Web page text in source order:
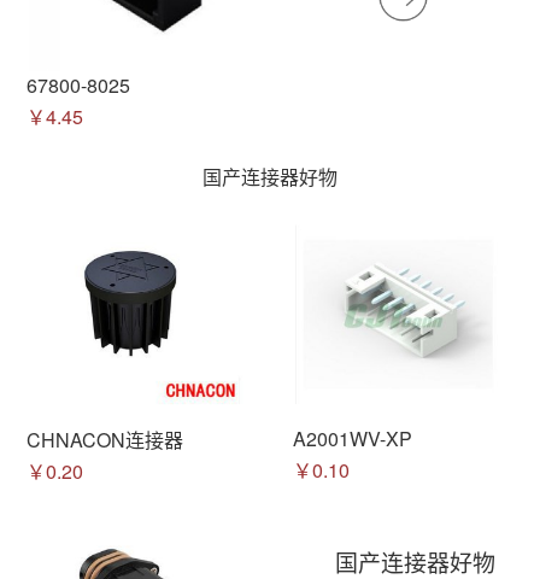
67800-8025
￥4.45
国产连接器好物
CHNACON连接器
￥0.20
A2001WV-XP
￥0.10
国产连接器好物